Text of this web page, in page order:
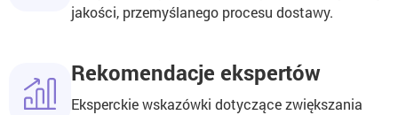
jakości, przemyślanego procesu dostawy.
Rekomendacje ekspertów
Eksperckie wskazówki dotyczące zwiększania